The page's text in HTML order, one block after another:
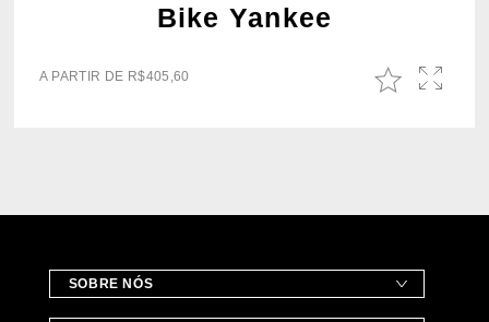
Bike Yankee
A PARTIR DE R$405,60
SOBRE NÓS